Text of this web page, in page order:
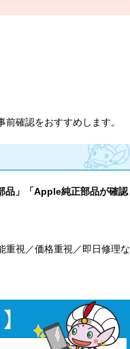
確認をおすすめします。
品」「Apple純正部品が確認
重視／価格重視／即日修理な